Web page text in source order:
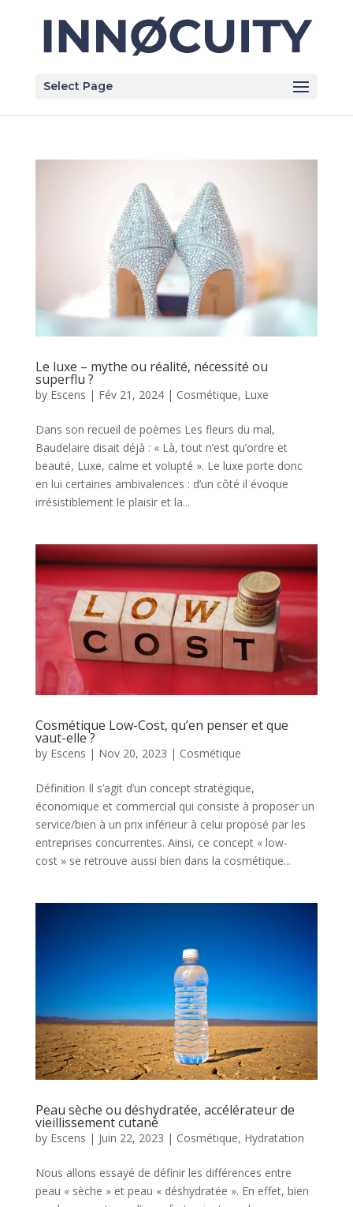
Select Page
Le luxe – mythe ou réalité, nécessité ou
superflu ?
by Escens | Fév 21, 2024| Cosmétique, Luxe
Dans son recueil de poèmes Les fleurs du mal,
Baudelaire disait déjà : « Là, tout n’est qu’ordre et
beauté, Luxe, calme et volupté ». Le luxe porte donc
en lui certaines ambivalences : d’un côté il évoque
irrésistiblement le plaisir et la...
Cosmétique Low-Cost, qu’en penser et que
vaut-elle ?
by Escens | Nov 20, 2023 | Cosmétique
Définition Il s’agit d’un concept stratégique,
économique et commercial qui consiste à proposer un
service/bien à un prix inférieur à celui proposé par les
entreprises concurrentes. Ainsi, ce concept « low-
cost » se retrouve aussi bien dans la cosmétique...
Peau sèche ou déshydratée, accélérateur de
vieillissement cutané
by Escens | Juin 22, 2023 | Cosmétique, Hydratation
Nous allons essayé de définir les différences entre
peau « sèche » et peau « déshydratée ». En effet, bien